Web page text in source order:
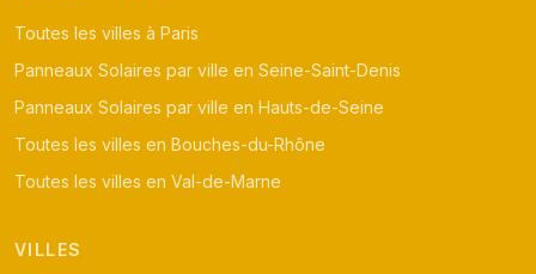
Toutes les villes à Paris
Panneaux Solaires par ville en Seine-Saint-Denis
Panneaux Solaires par ville en Hauts-de-Seine
Toutes les villes en Bouches-du-Rhône
Toutes les villes en Val-de-Marne
VILLES